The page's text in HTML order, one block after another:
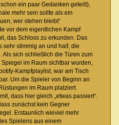
ein paar Gedanken geteilt),
mehr sein sollte als ein
wer stehen bleibt“
vor dem eigentlichen Kampf
das Schloss zu erkunden. Das
sehr stimmig an und half, die
sich schließlich die Türen zum
im Raum sichtbar wurden,
Kampfplaylist, war am Tisch
Um die Spieler von Beginn an
im Raum platziert.
dass hier gleich „etwas passiert“.
zunächst kein Gegner
Erstaunlich wieviel mehr
Spielens aus einem